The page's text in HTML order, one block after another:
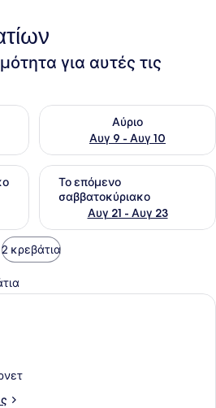
για αυτές τις
για απόψε Αυγ 8 - Αυγ 9
Αύριο
Αυγ 9 - Αυγ 10
Έλεγχος διαθεσιμότητας
για αυτό το σαββατοκύριακο Αυγ
Το επόμενο
σαββατοκύριακο
Αυγ 21 - Αυγ 23
Έλεγχος διαθεσιμότητας
2 κρεβάτια
Κλινοσκεπάσματα υψηλής